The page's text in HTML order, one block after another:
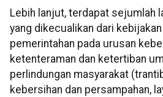
Lebih lanjut, terdapat sejumlah
yang dikecualikan dari
pemerintahan pada urusan
ketenteraman dan ketertiban
perlindungan masyarakat
kebersihan dan persampahan,